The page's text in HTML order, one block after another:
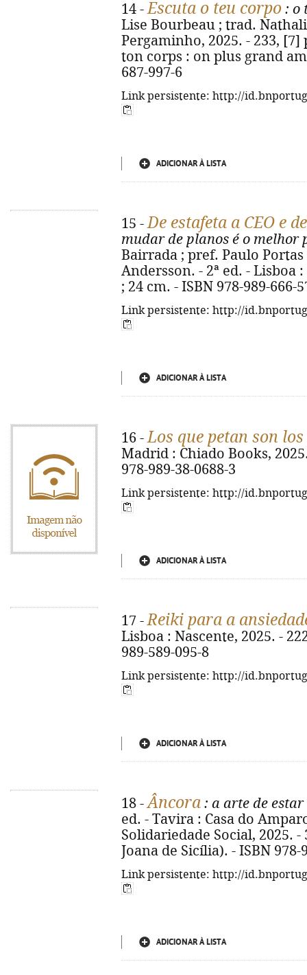
14 -Escuta o teu corpo : o
Lise Bourbeau ; trad.
Pergaminho, 2025. - 233,
ton corps : on plus grand
687-997-6
Link persistente: http://
ADICIONAR À LISTA
15 -De estafeta a CEO e
mudar de planos é o melhor
Bairrada ; pref. Paulo
Andersson. - 2ª ed. - Lisboa
; 24 cm. - ISBN 978-989-666-
Link persistente: http://
ADICIONAR À LISTA
16 -Los que petan son
Madrid : Chiado Books,
978-989-38-0688-3
Link persistente: http://
ADICIONAR À LISTA
17 -Reiki para a
Lisboa : Nascente, 2025. -
989-589-095-8
Link persistente: http://
ADICIONAR À LISTA
18 -Âncora : a arte de estar
ed. - Tavira : Casa do
Solidariedade Social, 2025.
Joana de Sicília). - ISBN 978-
Link persistente: http://
ADICIONAR À LISTA